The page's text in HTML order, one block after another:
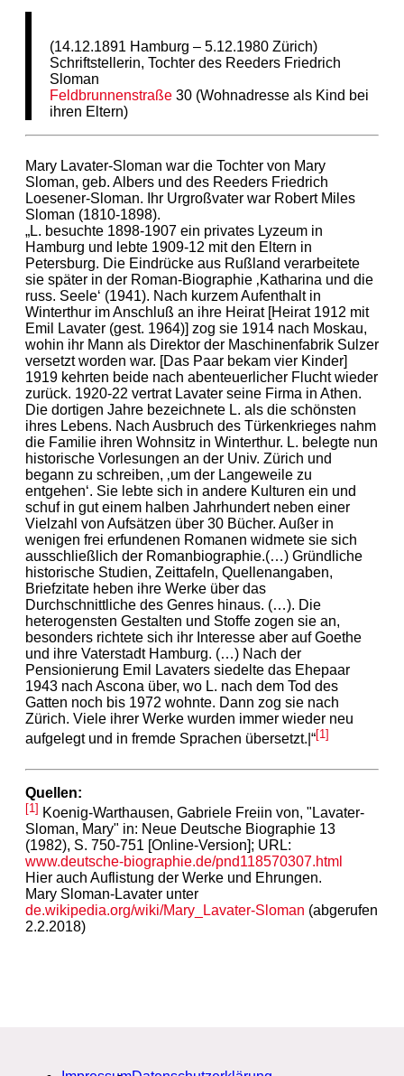
(14.12.1891 Hamburg – 5.12.1980 Zürich)
Schriftstellerin, Tochter des Reeders Friedrich
Sloman
Feldbrunnenstraße 30 (Wohnadresse als Kind bei
ihren Eltern)
Mary Lavater-Sloman war die Tochter von Mary
Sloman, geb. Albers und des Reeders Friedrich
Loesener-Sloman. Ihr Urgroßvater war Robert Miles
Sloman (1810-1898).
„L. besuchte 1898-1907 ein privates Lyzeum in
Hamburg und lebte 1909-12 mit den Eltern in
Petersburg. Die Eindrücke aus Rußland verarbeitete
sie später in der Roman-Biographie ‚Katharina und die
russ. Seele‘ (1941). Nach kurzem Aufenthalt in
Winterthur im Anschluß an ihre Heirat [Heirat 1912 mit
Emil Lavater (gest. 1964)] zog sie 1914 nach Moskau,
wohin ihr Mann als Direktor der Maschinenfabrik Sulzer
versetzt worden war. [Das Paar bekam vier Kinder]
1919 kehrten beide nach abenteuerlicher Flucht wieder
zurück. 1920-22 vertrat Lavater seine Firma in Athen.
Die dortigen Jahre bezeichnete L. als die schönsten
ihres Lebens. Nach Ausbruch des Türkenkrieges nahm
die Familie ihren Wohnsitz in Winterthur. L. belegte nun
historische Vorlesungen an der Univ. Zürich und
begann zu schreiben, ‚um der Langeweile zu
entgehen‘. Sie lebte sich in andere Kulturen ein und
schuf in gut einem halben Jahrhundert neben einer
Vielzahl von Aufsätzen über 30 Bücher. Außer in
wenigen frei erfundenen Romanen widmete sie sich
ausschließlich der Romanbiographie.(…) Gründliche
historische Studien, Zeittafeln, Quellenangaben,
Briefzitate heben ihre Werke über das
Durchschnittliche des Genres hinaus. (…). Die
heterogensten Gestalten und Stoffe zogen sie an,
besonders richtete sich ihr Interesse aber auf Goethe
und ihre Vaterstadt Hamburg. (…) Nach der
Pensionierung Emil Lavaters siedelte das Ehepaar
1943 nach Ascona über, wo L. nach dem Tod des
Gatten noch bis 1972 wohnte. Dann zog sie nach
Zürich. Viele ihrer Werke wurden immer wieder neu
aufgelegt und in fremde Sprachen übersetzt.|“[1]
Quellen:
[1] Koenig-Warthausen, Gabriele Freiin von, "Lavater-
Sloman, Mary" in: Neue Deutsche Biographie 13
(1982), S. 750-751 [Online-Version]; URL:
www.deutsche-biographie.de/pnd118570307.html
Hier auch Auflistung der Werke und Ehrungen.
Mary Sloman-Lavater unter
de.wikipedia.org/wiki/Mary_Lavater-Sloman (abgerufen
2.2.2018)